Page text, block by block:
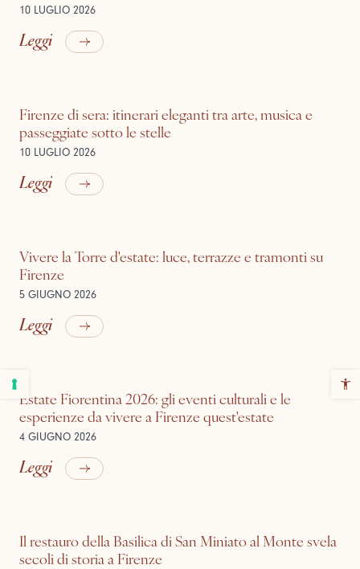
10 LUGLIO 2026
Leggi
Firenze di sera: itinerari eleganti tra arte, musica e
passeggiate sotto le stelle
10 LUGLIO 2026
Leggi
Vivere la Torre d'estate: luce, terrazze e tramonti su
Firenze
5 GIUGNO 2026
Leggi
Estate Fiorentina 2026: gli eventi culturali e le
esperienze da vivere a Firenze quest'estate
4 GIUGNO 2026
Leggi
Il restauro della Basilica di San Miniato al Monte svela
secoli di storia a Firenze